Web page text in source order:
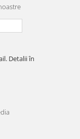
Detalii în